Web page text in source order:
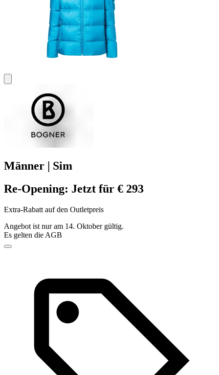
Männer | Sim
Re-Opening: Jetzt für € 293
Extra-Rabatt auf den Outletpreis
Angebot ist nur am 14. Oktober gültig.
Es gelten die AGB